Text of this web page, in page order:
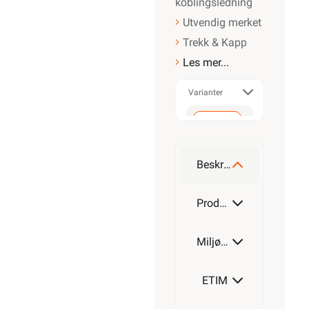
147,90
118,32
på lager
ikke
Min
Sjekk